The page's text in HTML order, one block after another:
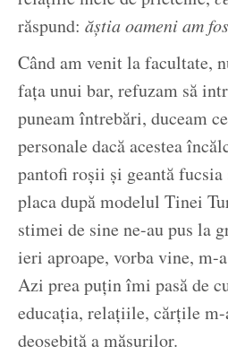
răspund: ăștia oameni am
Când am venit la facultate,
fața unui bar, refuzam să
puneam întrebări, duceam
personale dacă acestea
pantofi roșii și geantă fucsia
placa după modelul Tinei
stimei de sine ne-au pus la
ieri aproape, vorba vine, m-
Azi prea puțin îmi pasă de
educația, relațiile, cărțile
deosebită a măsurilor.